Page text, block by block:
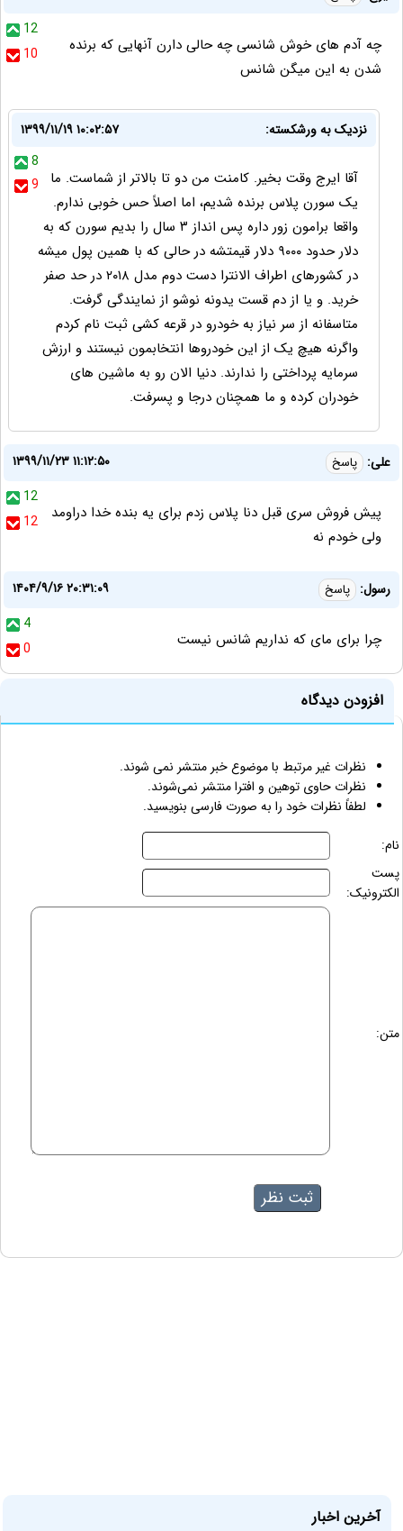
12
10
چه آدم های خوش شانسی چه حالی دارن آنهایی که برنده
شدن به این میگن شانس
نزدیک به ورشکسته:
۱۳۹۹/۱۱/۱۹ ۱۰:۰۲:۵۷
8
9
آقا ایرج وقت بخیر. کامنت من دو تا بالاتر از شماست. ما
یک سورن پلاس برنده شدیم، اما اصلاً حس خوبی ندارم.
واقعا برامون زور داره پس انداز ۳ سال را بدیم سورن که به
دلار حدود ۹۰۰۰ دلار قیمتشه در حالی که با همین پول میشه
در کشورهای اطراف الانترا دست دوم مدل ۲۰۱۸ در حد صفر
خرید. و یا از دم قست یدونه نوشو از نمایندگی گرفت.
متاسفانه از‌ سر نیاز‌ به خودرو در قرعه کشی ثبت نام کردم
واگرنه هیچ یک از این خودروها انتخابمون نیستند و ارزش
سرمایه پرداختی را ندارند. دنیا الان رو به ماشین های
خودران کرده و ما همچنان درجا و پسرفت.
علی: پاسخ
۱۳۹۹/۱۱/۲۳ ۱۱:۱۲:۵۰
12
12
پیش فروش سری قبل دنا پلاس زدم برای یه بنده خدا دراومد
ولی خودم نه
رسول: پاسخ
۱۴۰۴/۹/۱۶ ۲۰:۳۱:۰۹
4
0
چرا برای مای که نداریم شانس نیست
افزودن دیدگاه
نظرات غیر مرتبط با موضوع خبر منتشر نمی شوند.
نظرات حاوی توهین و افترا منتشر نمی‌شوند.
لطفاً نظرات خود را به صورت فارسی بنویسید.
نام:
پست
الکترونیک:
متن:
آخرین اخبار